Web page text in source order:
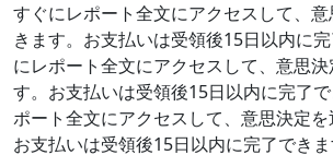
すぐにレポート全文にアクセスして、
きます。お支払いは受領後15日以内に完
にレポート全文にアクセスして、意思
す。お支払いは受領後15日以内に完了で
ポート全文にアクセスして、意思決定を
お支払いは受領後15日以内に完了できま